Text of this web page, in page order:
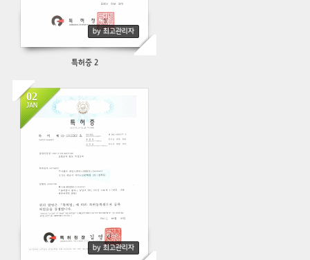
by 최고관리자
특허증 2
02
JAN
by 최고관리자
442